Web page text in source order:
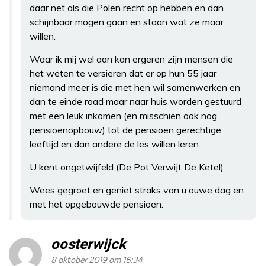
daar net als die Polen recht op hebben en dan
schijnbaar mogen gaan en staan wat ze maar
willen.
Waar ik mij wel aan kan ergeren zijn mensen die
het weten te versieren dat er op hun 55 jaar
niemand meer is die met hen wil samenwerken en
dan te einde raad maar naar huis worden gestuurd
met een leuk inkomen (en misschien ook nog
pensioenopbouw) tot de pensioen gerechtige
leeftijd en dan andere de les willen leren.
U kent ongetwijfeld (De Pot Verwijt De Ketel).
Wees gegroet en geniet straks van u ouwe dag en
met het opgebouwde pensioen.
oosterwijck
8 oktober 2019 om 16:34